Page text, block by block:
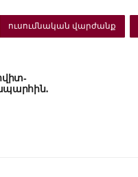
ուսումնական վարժանք